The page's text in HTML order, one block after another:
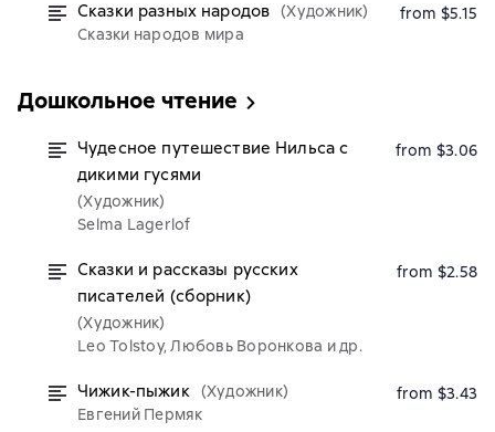
Сказки разных народов (Художник)
Сказки народов мира
from $5.15
Дошкольное чтение
Чудесное путешествие Нильса с
дикими гусями
(Художник)
Selma Lagerlof
from $3.06
Сказки и рассказы русских
писателей (сборник)
(Художник)
Leo Tolstoy, Любовь Воронкова и др.
from $2.58
Чижик-пыжик (Художник)
Евгений Пермяк
from $3.43